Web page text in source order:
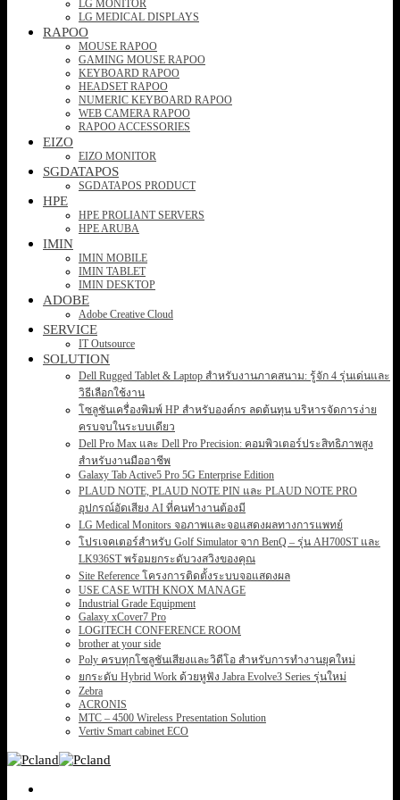
LG MONITOR
LG MEDICAL DISPLAYS
RAPOO
MOUSE RAPOO
GAMING MOUSE RAPOO
KEYBOARD RAPOO
HEADSET RAPOO
NUMERIC KEYBOARD RAPOO
WEB CAMERA RAPOO
RAPOO ACCESSORIES
EIZO
EIZO MONITOR
SGDATAPOS
SGDATAPOS PRODUCT
HPE
HPE PROLIANT SERVERS
HPE ARUBA
IMIN
IMIN MOBILE
IMIN TABLET
IMIN DESKTOP
ADOBE
Adobe Creative Cloud
SERVICE
IT Outsource
SOLUTION
Dell Rugged Tablet & Laptop สำหรับงานภาคสนาม: รู้จัก 4 รุ่นเด่นและ
วิธีเลือกใช้งาน
โซลูชันเครื่องพิมพ์ HP สำหรับองค์กร ลดต้นทุน บริหารจัดการง่าย
ครบจบในระบบเดียว
Dell Pro Max และ Dell Pro Precision: คอมพิวเตอร์ประสิทธิภาพสูง
สำหรับงานมืออาชีพ
Galaxy Tab Active5 Pro 5G Enterprise Edition
PLAUD NOTE, PLAUD NOTE PIN และ PLAUD NOTE PRO
อุปกรณ์อัดเสียง AI ที่คนทำงานต้องมี
LG Medical Monitors จอภาพและจอแสดงผลทางการแพทย์
โปรเจคเตอร์สำหรับ Golf Simulator จาก BenQ – รุ่น AH700ST และ
LK936ST พร้อมยกระดับวงสวิงของคุณ
Site Reference โครงการติดตั้งระบบจอแสดงผล
USE CASE WITH KNOX MANAGE
Industrial Grade Equipment
Galaxy xCover7 Pro
LOGITECH CONFERENCE ROOM
brother at your side
Poly ครบทุกโซลูชันเสียงและวิดีโอ สำหรับการทำงานยุคใหม่
ยกระดับ Hybrid Work ด้วยหูฟัง Jabra Evolve3 Series รุ่นใหม่
Zebra
ACRONIS
MTC – 4500 Wireless Presentation Solution
Vertiv Smart cabinet ECO